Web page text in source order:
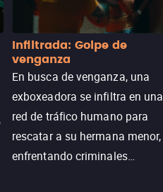
Infiltrada: Golpe de
venganza
En busca de venganza, una
exboxeadora se infiltra en una
red de tráfico humano para
rescatar a su hermana menor,
enfrentando criminales